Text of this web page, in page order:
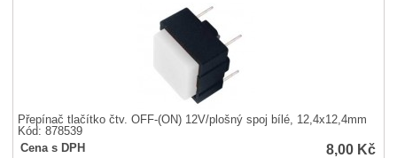
Přepínač tlačítko čtv. OFF-(ON) 12V/plošný spoj bílé, 12,4x12,4mm
Kód: 878539
Cena s DPH
8,00 Kč